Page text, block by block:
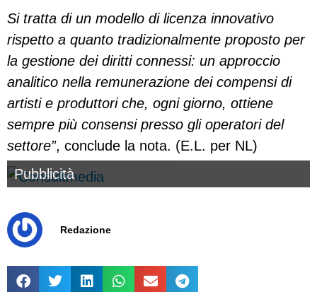
Si tratta di un modello di licenza innovativo
rispetto a quanto tradizionalmente proposto per
la gestione dei diritti connessi: un approccio
analitico nella remunerazione dei compensi di
artisti e produttori che, ogni giorno, ottiene
sempre più consensi presso gli operatori del
settore”, conclude la nota. (E.L. per NL)
Pubblicità
Redazione